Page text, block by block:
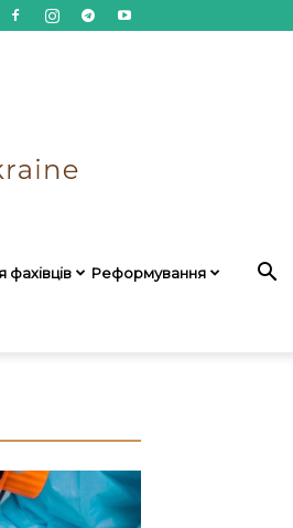
фахівців Реформування